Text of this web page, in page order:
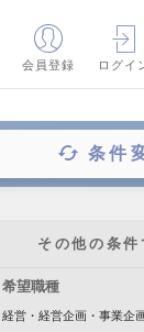
会員登録 ログイ
条件
その他の条件
希望職種
経営・経営企画・事業企